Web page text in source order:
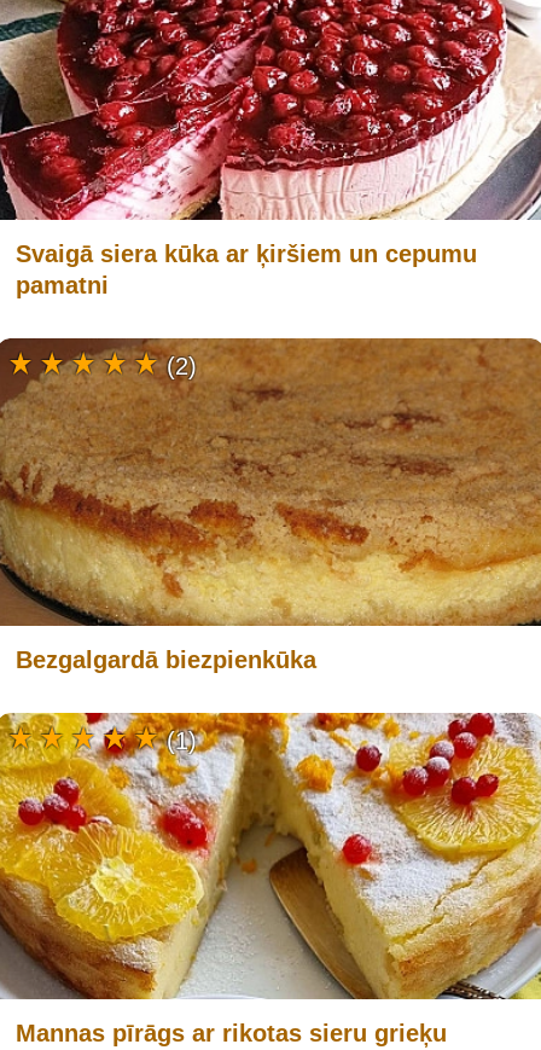
Svaigā siera kūka ar ķiršiem un cepumu
pamatni
Bezgalgardā biezpienkūka
(2)
Mannas pīrāgs ar rikotas sieru grieķu
(1)